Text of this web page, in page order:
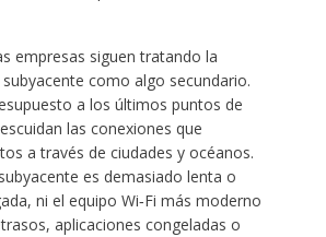
empresas siguen tratando la
como algo secundario.
a los últimos puntos de
las conexiones que
a través de ciudades y océanos.
es demasiado lenta o
ni el equipo Wi‑Fi más moderno
aplicaciones congeladas o